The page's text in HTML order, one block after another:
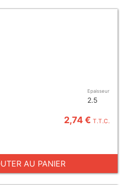
Epaisseur
2.5
2,74 €T.T.C.
AU PANIER